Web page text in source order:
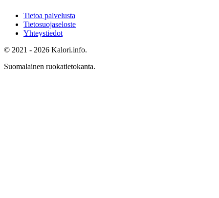
Tietoa palvelusta
Tietosuojaseloste
Yhteystiedot
© 2021 - 2026 Kalori.info.
Suomalainen ruokatietokanta.